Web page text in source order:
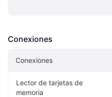
Conexiones
Conexiones
Lector de tarjetas de
memoria